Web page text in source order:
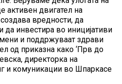
активен двигател на
вредности, да
да инвестира во иницијативи
и поддржуваат здрави
од приказна како ‘Прв до
директорка на
и комуникации во Шпаркасе